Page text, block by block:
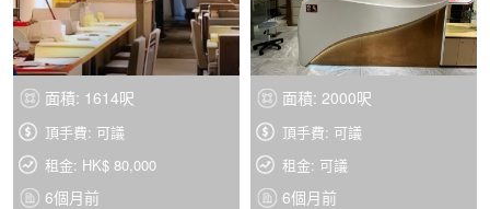
面積: 1614呎
頂手費: 可議
租金: HK$ 80,000
6個月前
面積: 2000呎
頂手費: 可議
租金: 可議
6個月前